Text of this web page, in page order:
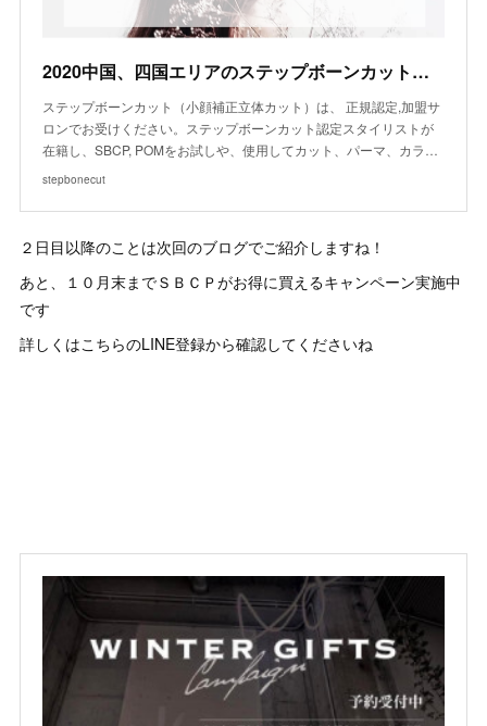
2020中国、四国エリアのステップボーンカット認定サロン、加盟サロン一覧
ステップボーンカット（小顔補正立体カット）は、 正規認定,加盟サ
ロンでお受けください。ステップボーンカット認定スタイリストが
在籍し、 ​SBCP, POMをお試しや、使用してカット、パーマ、カラ…
stepbonecut
２日目以降のことは次回のブログでご紹介しますね！
あと、１０月末までＳＢＣＰがお得に買えるキャンペーン実施中
です
詳しくはこちらのLINE登録から確認してくださいね